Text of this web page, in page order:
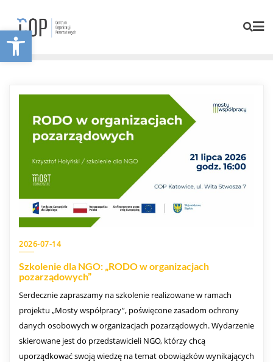
Otwórz pasek narzędzi
2026-07-14
Szkolenie dla NGO: „RODO w organizacjach
pozarządowych”
Serdecznie zapraszamy na szkolenie realizowane w ramach
projektu „Mosty współpracy”, poświęcone zasadom ochrony
danych osobowych w organizacjach pozarządowych. Wydarzenie
skierowane jest do przedstawicieli NGO, którzy chcą
uporządkować swoją wiedzę na temat obowiązków wynikających